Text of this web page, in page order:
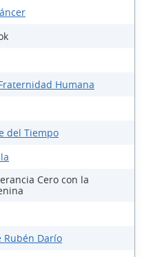
Humana
del Tiempo
Cero con la
Rubén Darío